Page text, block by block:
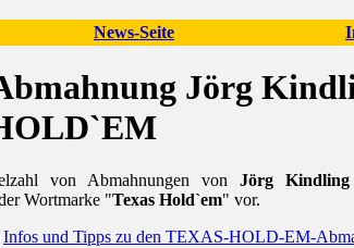
News-Seite
Jörg
von Abmahnungen von Jörg Kindling
Wortmarke "Texas Hold`em" vor.
Infos und Tipps zu den TEXAS-HOLD-EM-